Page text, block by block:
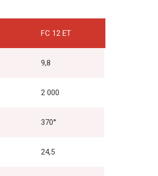
FC 12 ET
9,8
2 000
370°
24,5